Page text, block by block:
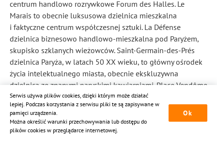
centrum handlowo rozrywkowe Forum des Halles. Le
Marais to obecnie luksusowa dzielnica mieszkalna
i faktyczne centrum współczesnej sztuki. La Défense
dzielnica biznesowo handlowo-mieszkalna pod Paryżem,
skupisko szklanych wieżowców. Saint-Germain-des-Prés
dzielnica Paryża, w latach 50 XX wieku, to główny ośrodek
życia intelektualnego miasta, obecnie ekskluzywna
dzielnica ze znanymi paryskimi kawiarniami. Place Vendôme
plac z początku XVIII wieku, w jego centralnym punkcie
umieszczono kolumnę z pomnikiem Napoleona Bonaparte.
Serwis używa plików cookies, dzięki którym może działać
lepiej. Podczas korzystania z serwisu pliki te są zapisywane w
pamięci urządzenia.
Można określić warunki przechowywania lub dostępu do
plików cookies w przeglądarce internetowej.
Ok